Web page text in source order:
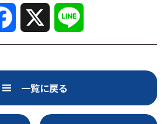
F
b
k
X
一覧に戻る